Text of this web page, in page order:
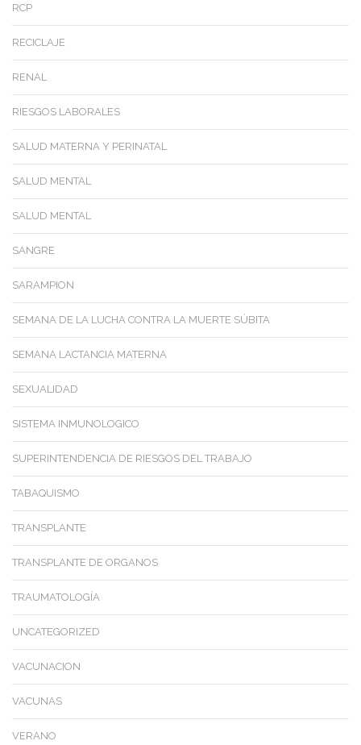
RCP
RECICLAJE
RENAL
RIESGOS LABORALES
SALUD MATERNA Y PERINATAL
SALUD MENTAL
SALUD MENTAL
SANGRE
SARAMPION
SEMANA DE LA LUCHA CONTRA LA MUERTE SÚBITA
SEMANA LACTANCIA MATERNA
SEXUALIDAD
SISTEMA INMUNOLOGICO
SUPERINTENDENCIA DE RIESGOS DEL TRABAJO
TABAQUISMO
TRANSPLANTE
TRANSPLANTE DE ORGANOS
TRAUMATOLOGÍA
UNCATEGORIZED
VACUNACION
VACUNAS
VERANO